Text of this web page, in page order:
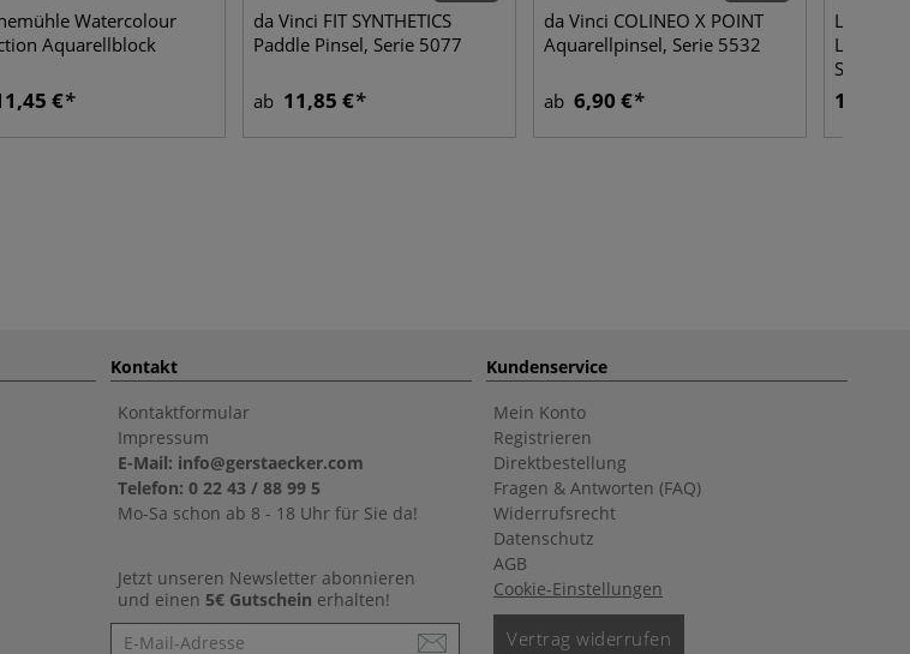
Watercolour
Aquarellblock
€
da Vinci FIT SYNTHETICS
Paddle Pinsel, Serie 5077
ab 11,85 €
da Vinci COLINEO X POINT
Aquarellpinsel, Serie 5532
ab 6,90 €
Léonard
L5000-
Set
15,75 €
Kontakt
Kontaktformular
Impressum
E-Mail: info@gerstaecker.com
Telefon: 0 22 43 / 88 99 5
Mo-Sa schon ab 8 - 18 Uhr für Sie da!
Jetzt unseren Newsletter abonnieren
und einen 5€ Gutschein erhalten!
Newsletter
Kundenservice
Mein Konto
Registrieren
Direktbestellung
Fragen & Antworten (FAQ)
Widerrufsrecht
Datenschutz
AGB
Cookie-Einstellungen
Vertrag widerrufen